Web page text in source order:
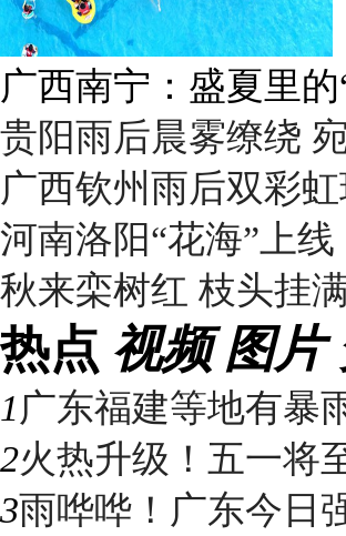
呼伦贝尔草原 藏着
贵阳雨后晨雾缭绕
广西钦州雨后双彩
河南洛阳“花海”上
秋来栾树红 枝头挂
热点 视频 图片
1 广东福建等地有暴
2火热升级！五一将
3雨哗哗！广东今日